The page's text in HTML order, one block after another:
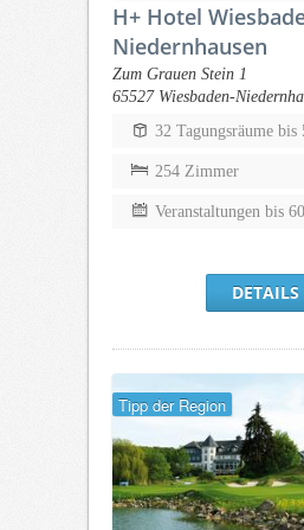
H+ Hotel
Niedernhausen
Zum Grauen Stein 1
65527 Wiesbaden-
32 Tagungsräume bis
254 Zimmer
Veranstaltungen bis
DETAILS
Tipp der Region